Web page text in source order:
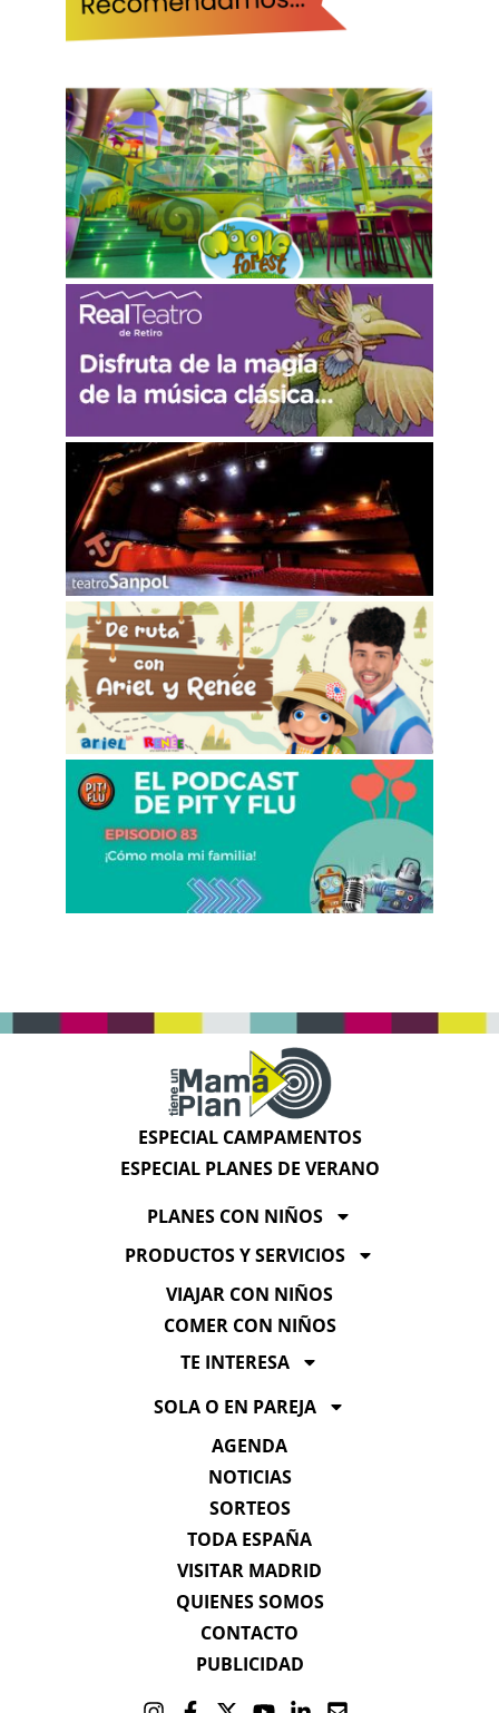
ESPECIAL CAMPAMENTOS
ESPECIAL PLANES DE VERANO
PLANES CON NIÑOS
PRODUCTOS Y SERVICIOS
VIAJAR CON NIÑOS
COMER CON NIÑOS
TE INTERESA
SOLA O EN PAREJA
AGENDA
NOTICIAS
SORTEOS
TODA ESPAÑA
VISITAR MADRID
QUIENES SOMOS
CONTACTO
PUBLICIDAD